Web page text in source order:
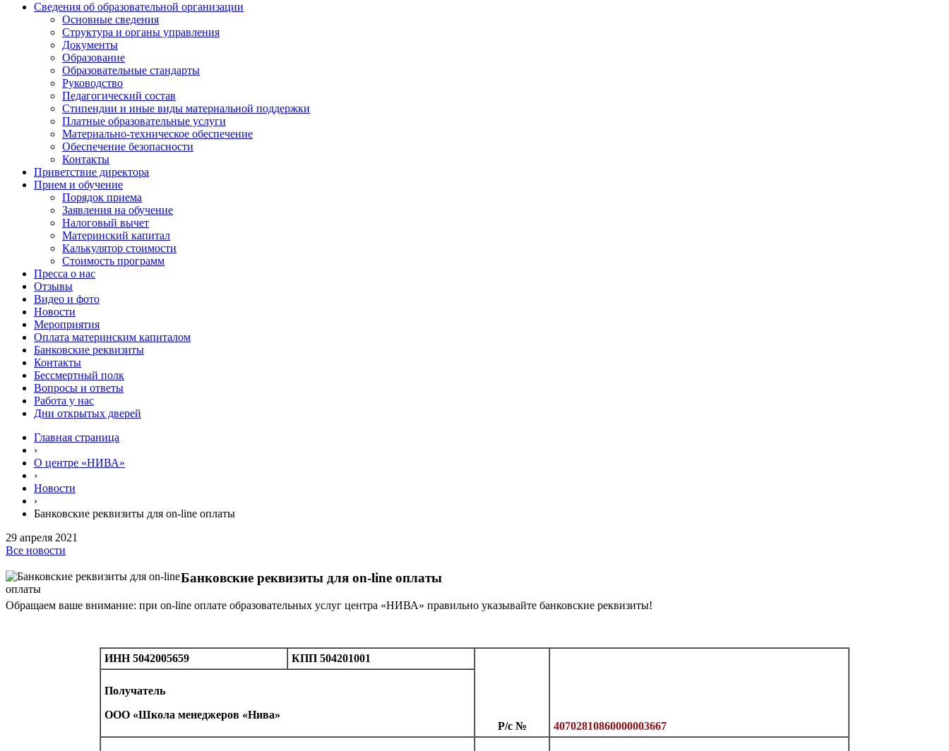
Сведения об образовательной организации
Основные сведения
Структура и органы управления
Документы
Образование
Образовательные стандарты
Руководство
Педагогический состав
Стипендии и иные виды материальной поддержки
Платные образовательные услуги
Материально-техническое обеспечение
Обеспечение безопасности
Контакты
Приветствие директора
Прием и обучение
Порядок приема
Заявления на обучение
Налоговый вычет
Материнский капитал
Калькулятор стоимости
Стоимость программ
Пресса о нас
Отзывы
Видео и фото
Новости
Мероприятия
Оплата материнским капиталом
Банковские реквизиты
Контакты
Бессмертный полк
Вопросы и ответы
Работа у нас
Дни открытых дверей
Главная страница
›
О центре «НИВА»
›
Новости
›
Банковские реквизиты для on-line оплаты
29 апреля 2021
Все новости
Банковские реквизиты для on-line оплаты
Обращаем ваше внимание: при on-line оплате образовательных услуг центра «НИВА» правильно указывайте банковские реквизиты!
ИНН 5042005659 КПП 504201001
Р/с № 40702810860000003667
Получатель
ООО «Школа менеджеров «Нива»